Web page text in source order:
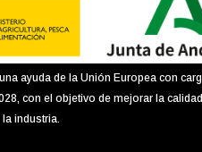
ayuda de la Unión Europea con
con el objetivo de mejorar la
industria.